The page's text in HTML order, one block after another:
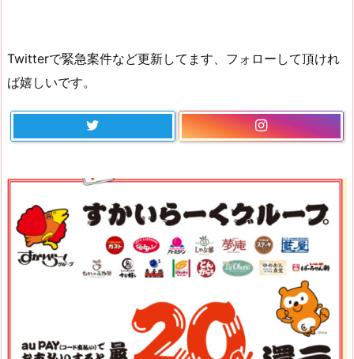
Twitterで緊急案件など更新してます、フォローして頂けれ
ば嬉しいです。